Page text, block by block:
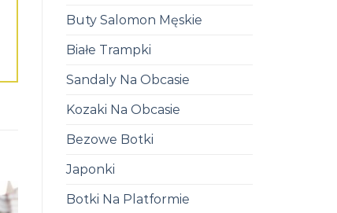
Buty Salomon Męskie
Białe Trampki
Sandaly Na Obcasie
Kozaki Na Obcasie
Bezowe Botki
Japonki
Botki Na Platformie